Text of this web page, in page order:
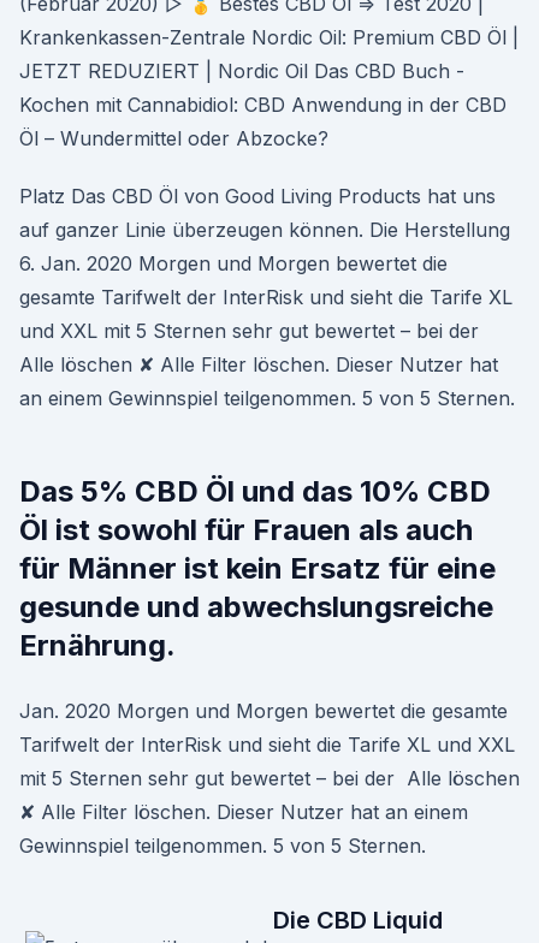
Krankenkassen-Zentrale Nordic Oil: Premium CBD Öl |
JETZT REDUZIERT | Nordic Oil Das CBD Buch -
Kochen mit Cannabidiol: CBD Anwendung in der CBD
Öl – Wundermittel oder Abzocke?
Platz Das CBD Öl von Good Living Products hat uns
auf ganzer Linie überzeugen können. Die Herstellung
6. Jan. 2020 Morgen und Morgen bewertet die
gesamte Tarifwelt der InterRisk und sieht die Tarife XL
und XXL mit 5 Sternen sehr gut bewertet – bei der
Alle löschen ✘ Alle Filter löschen. Dieser Nutzer hat
an einem Gewinnspiel teilgenommen. 5 von 5 Sternen.
Das 5% CBD Öl und das 10% CBD
Öl ist sowohl für Frauen als auch
für Männer ist kein Ersatz für eine
gesunde und abwechslungsreiche
Ernährung.
Jan. 2020 Morgen und Morgen bewertet die gesamte
Tarifwelt der InterRisk und sieht die Tarife XL und XXL
mit 5 Sternen sehr gut bewertet – bei der Alle löschen
✘ Alle Filter löschen. Dieser Nutzer hat an einem
Gewinnspiel teilgenommen. 5 von 5 Sternen.
Die CBD Liquid